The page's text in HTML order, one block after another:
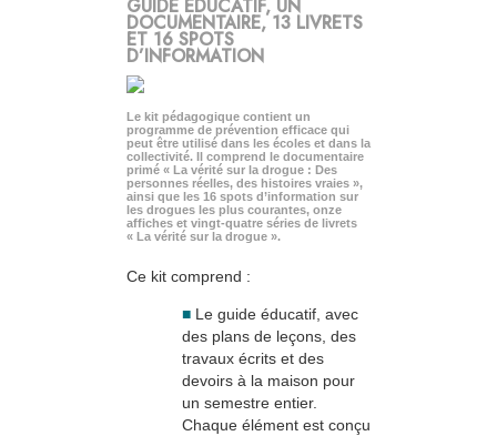
GUIDE ÉDUCATIF, UN
DOCUMENTAIRE, 13 LIVRETS
ET 16 SPOTS
D’INFORMATION
Le kit pédagogique contient un
programme de prévention efficace qui
peut être utilisé dans les écoles et dans la
collectivité. Il comprend le documentaire
primé « La vérité sur la drogue : Des
personnes réelles, des histoires vraies »,
ainsi que les 16 spots d’information sur
les drogues les plus courantes, onze
affiches et vingt-quatre séries de livrets
« La vérité sur la drogue ».
Ce kit comprend :
■ Le guide éducatif, avec
des plans de leçons, des
travaux écrits et des
devoirs à la maison pour
un semestre entier.
Chaque élément est conçu